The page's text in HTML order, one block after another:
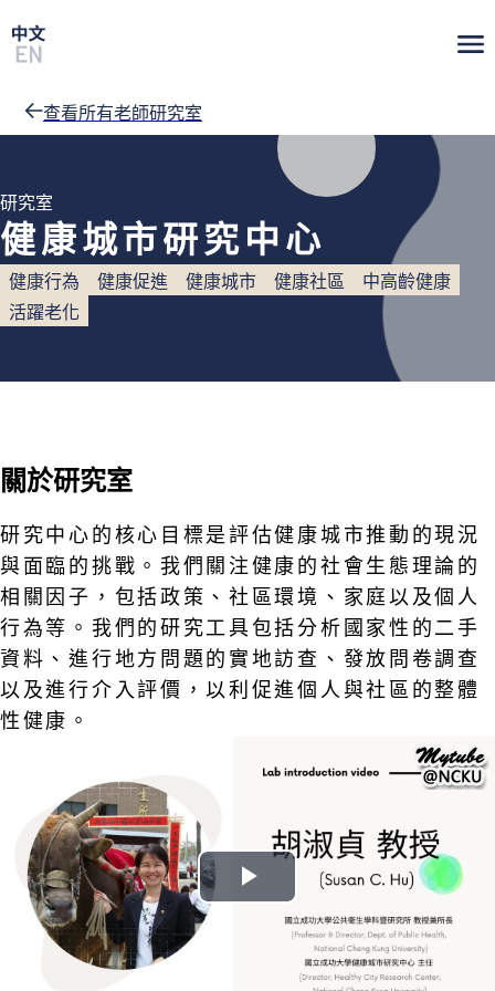
查看所有老師研究室
研究室
健康城市研究中心
健康行為 健康促進 健康城市 健康社區
中高齡健康
活躍老化
關於研究室
研究中心的核心目標是評估健康城市推動的現況
與面臨的挑戰。我們關注健康的社會生態理論的
相關因子，包括政策、社區環境、家庭以及個人
行為等。我們的研究工具包括分析國家性的二手
資料、進行地方問題的實地訪查、發放問卷調查
以及進行介入評價，以利促進個人與社區的整體
性健康。